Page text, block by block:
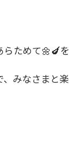
ためて🌼🍆
みなさまと